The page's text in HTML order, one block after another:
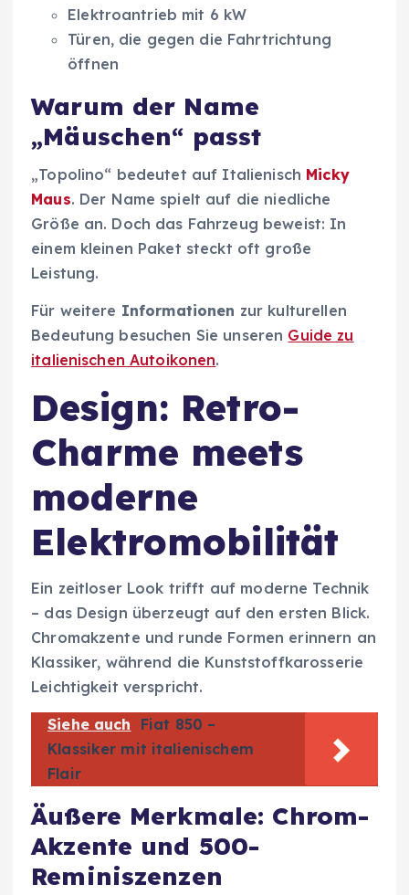
Elektroantrieb mit 6 kW
Türen, die gegen die Fahrtrichtung
öffnen
Warum der Name
„Mäuschen“ passt
„Topolino“ bedeutet auf Italienisch Micky
Maus. Der Name spielt auf die niedliche
Größe an. Doch das Fahrzeug beweist: In
einem kleinen Paket steckt oft große
Leistung.
Für weitere Informationen zur kulturellen
Bedeutung besuchen Sie unseren Guide zu
italienischen Autoikonen.
Design: Retro-
Charme meets
moderne
Elektromobilität
Ein zeitloser Look trifft auf moderne Technik
– das Design überzeugt auf den ersten Blick.
Chromakzente und runde Formen erinnern an
Klassiker, während die Kunststoffkarosserie
Leichtigkeit verspricht.
Siehe auch
Fiat 850 –
Klassiker mit italienischem
Flair
Äußere Merkmale: Chrom-
Akzente und 500-
Reminiszenzen